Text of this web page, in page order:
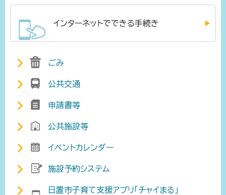
インターネットでできる手続き
ごみ
公共交通
申請書等
公共施設等
イベントカレンダー
施設予約システム
日置市子育て支援アプリ「チャイまる」